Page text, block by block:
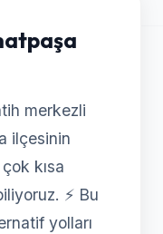
merkezli
ilçesinin
kısa
⚡ Bu
yolları